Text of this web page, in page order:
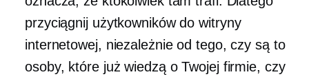
przyciągnij użytkowników do witryny
internetowej, niezależnie od tego, czy są to
osoby, które już wiedzą o Twojej firmie, czy